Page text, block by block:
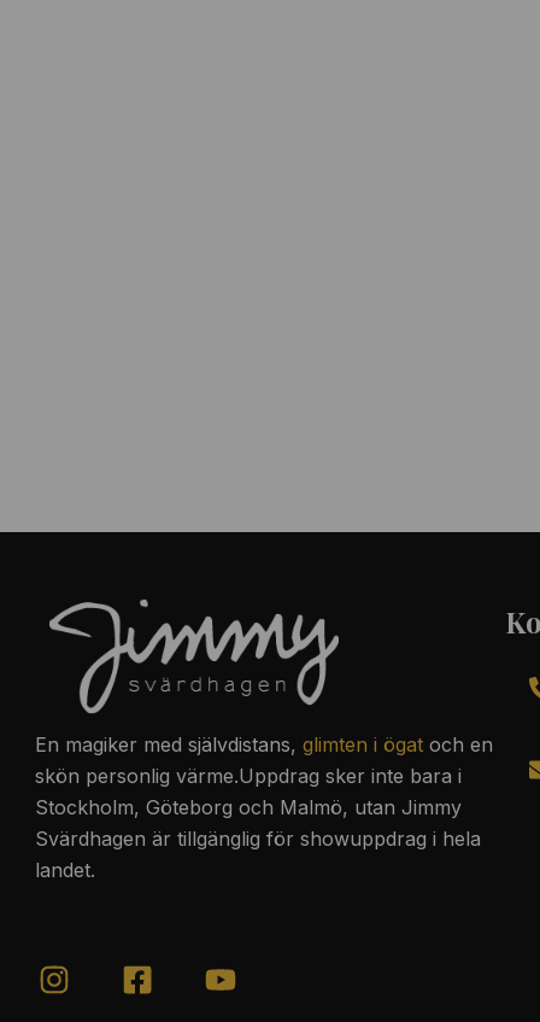
En magiker medsjälvdistans,glimten i ögatoch en
skön personlig värme.Uppdrag sker inte bara i
Stockholm, Göteborg och Malmö, utan Jimmy
Svärdhagen är tillgänglig för showuppdrag i hela
landet.